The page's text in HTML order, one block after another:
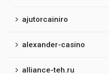
ajutorcainiro
alexander-casino
alliance-teh.ru